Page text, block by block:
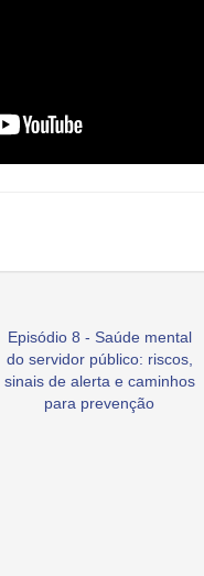
Episódio 8 - Saúde mental
do servidor público: riscos,
sinais de alerta e caminhos
para prevenção